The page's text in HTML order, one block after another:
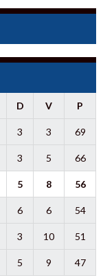
D V P
3 3 69
3 5 66
5 8 56
6 6 54
3 10 51
5 9 47